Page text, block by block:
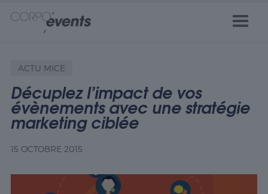
ACTU MICE
Décuplez l’impact de vos
évènements avec une stratégie
marketing ciblée
15 OCTOBRE 2015